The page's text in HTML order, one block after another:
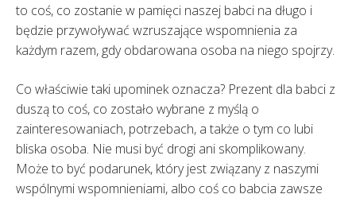
to coś, co zostanie w pamięci naszej babci na długo i
będzie przywoływać wzruszające wspomnienia za
każdym razem, gdy obdarowana osoba na niego spojrzy.
Co właściwie taki upominek oznacza? Prezent dla babci z
duszą to coś, co zostało wybrane z myślą o
zainteresowaniach, potrzebach, a także o tym co lubi
bliska osoba. Nie musi być drogi ani skomplikowany.
Może to być podarunek, który jest związany z naszymi
wspólnymi wspomnieniami, albo coś co babcia zawsze